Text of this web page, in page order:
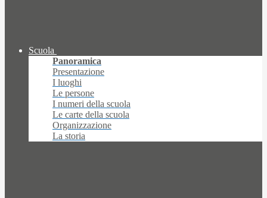
Scuola
Panoramica
Presentazione
I luoghi
Le persone
I numeri della scuola
Le carte della scuola
Organizzazione
La storia